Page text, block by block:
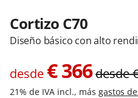
Cortizo C70
Diseño básico con alto
desde €366desde
21% de IVA incl., más gastos